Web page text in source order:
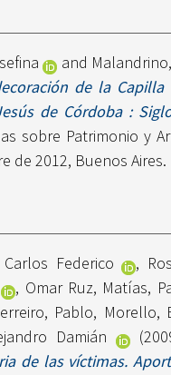
and
de la
de Córdoba :
sobre Patrimonio y
de 2012, Buenos Aires.
Federico ,
, Omar Ruz, Matías,
Pablo, Morello,
Damián
de las víctimas.